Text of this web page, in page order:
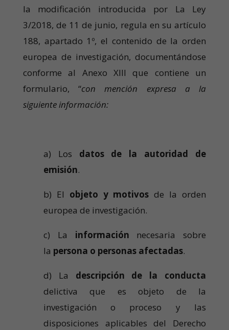
la modificación introducida por La Ley
3/2018, de 11 de junio, regula en su artículo
188, apartado 1º, el contenido de la orden
europea de investigación, documentándose
conforme al Anexo XIII que contiene un
formulario, “con mención expresa a la
siguiente información:
a) Los datos de la autoridad de
emisión.
b) El objeto y motivosde la orden
europea de investigación.
c) La información necesaria sobre
la persona o personas afectadas.
d) La descripción de la conducta
delictiva que es objeto de la
investigación o proceso y las
disposiciones aplicables del Derecho